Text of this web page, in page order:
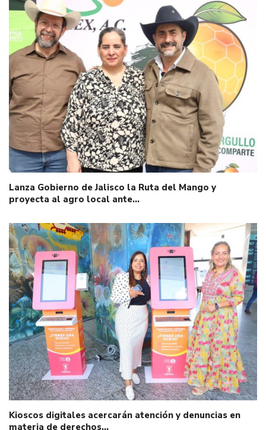
Lanza Gobierno de Jalisco la Ruta del Mango y
proyecta al agro local ante…
Kioscos digitales acercarán atención y denuncias en
materia de derechos…